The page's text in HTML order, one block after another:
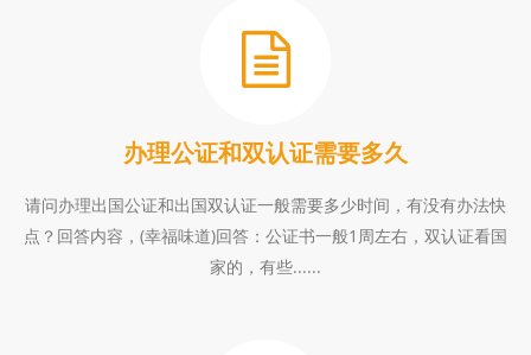
办理公证和双认证需要多久
请问办理出国公证和出国双认证一般需要多少时间，有没有办法快
点？回答内容，(幸福味道)回答：公证书一般1周左右，双认证看国
家的，有些......